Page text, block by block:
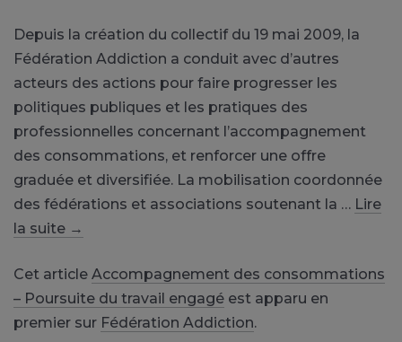
Depuis la création du collectif du 19 mai 2009, la
Fédération Addiction a conduit avec d’autres
acteurs des actions pour faire progresser les
politiques publiques et les pratiques des
professionnelles concernant l’accompagnement
des consommations, et renforcer une offre
graduée et diversifiée. La mobilisation coordonnée
des fédérations et associations soutenant la … Lire
la suite →
Cet article Accompagnement des consommations
– Poursuite du travail engagé est apparu en
premier sur Fédération Addiction.